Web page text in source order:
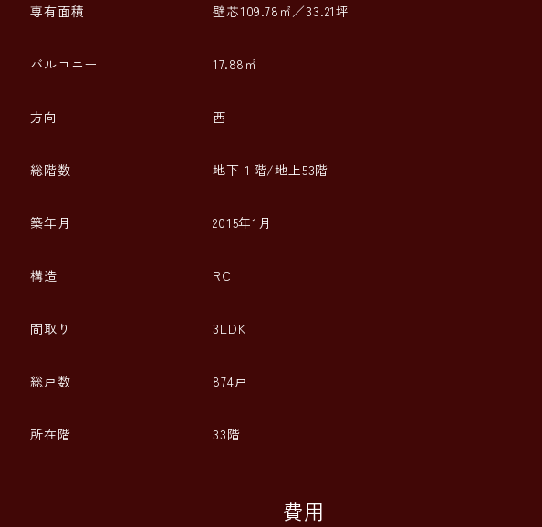
専有面積 壁芯109.78㎡／33.21坪
バルコニー 17.88㎡
方向 西
総階数 地下１階/地上53階
築年月 2015年1月
構造 RC
間取り 3LDK
総戸数 874戸
所在階 33階
費用